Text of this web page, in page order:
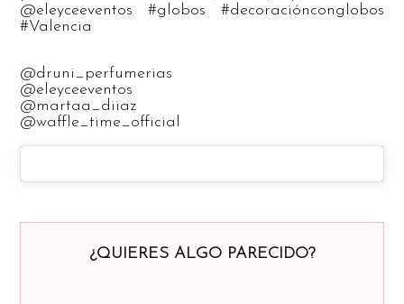
@eleyceeventos #globos #decoraciónconglobos
#Valencia
@druni_perfumerias
@eleyceeventos
@martaa_diiaz
@waffle_time_official
¿QUIERES ALGO PARECIDO?